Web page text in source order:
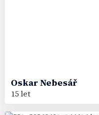
Oskar Nebesář
15 let